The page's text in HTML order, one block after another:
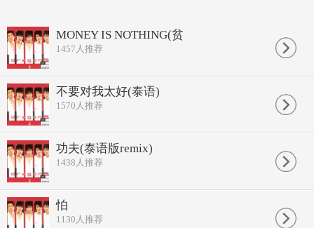
MONEY IS NOTHING(贫
1457 人推荐
不要对我太好(泰语)
1570 人推荐
功夫(泰语版remix)
1438 人推荐
怕
1130 人推荐